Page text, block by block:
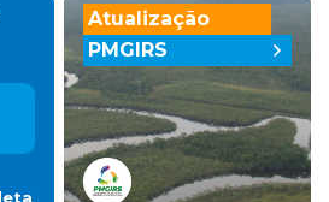
Atualização
PMGIRS